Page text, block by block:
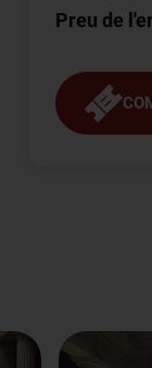
Preu de